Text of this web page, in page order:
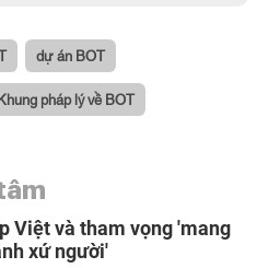
dự án BOT
pháp lý về BOT
Việt và tham vọng 'mang
xứ người'